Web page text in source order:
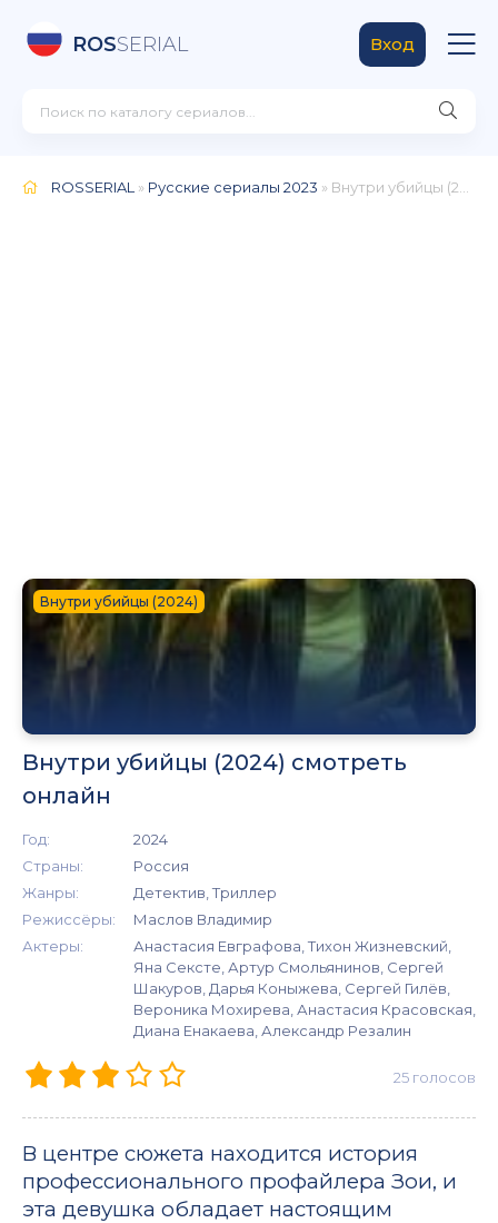
ROSSERIAL Вход
ROSSERIAL » Русские сериалы 2023 » Внутри убийцы (2024)
Внутри убийцы (2024)
Внутри убийцы (2024) смотреть
онлайн
Год:
2024
Страны:
Россия
Жанры:
Детектив, Триллер
Режиссёры:
Маслов Владимир
Актеры:
Анастасия Евграфова, Тихон Жизневский,
Яна Сексте, Артур Смольянинов, Сергей
Шакуров, Дарья Коныжева, Сергей Гилёв,
Вероника Мохирева, Анастасия Красовская,
Диана Енакаева, Александр Резалин
25 голосов
В центре сюжета находится история
профессионального профайлера Зои, и
эта девушка обладает настоящим